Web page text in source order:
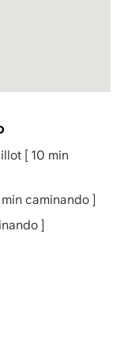
[ 10 min
caminando ]
]